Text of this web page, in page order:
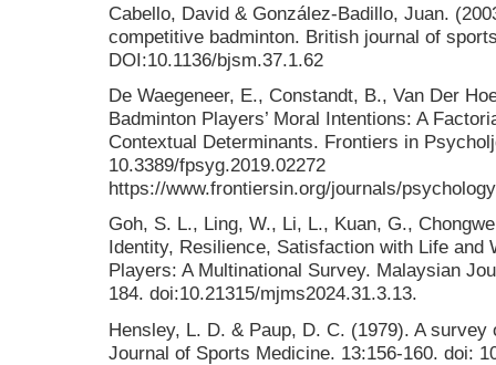
Cabello, David & González-Badillo, Juan.
competitive badminton. British journal of
DOI:10.1136/bjsm.37.1.62
De Waegeneer, E., Constandt, B., Van Der
Badminton Players’ Moral Intentions: A
Contextual Determinants. Frontiers in
10.3389/fpsyg.2019.02272
https://www.frontiersin.org/journals/
Goh, S. L., Ling, W., Li, L., Kuan, G.,
Identity, Resilience, Satisfaction with Life and
Players: A Multinational Survey. Malaysian
184. doi:10.21315/mjms2024.31.3.13.
Hensley, L. D. & Paup, D. C. (1979). A
Journal of Sports Medicine. 13:156-160. doi: